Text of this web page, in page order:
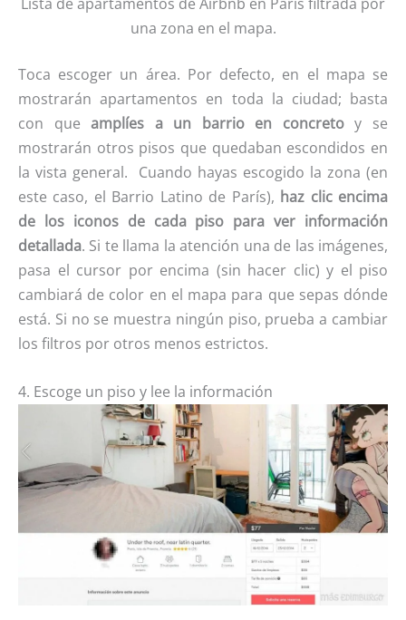
una zona en el mapa.
Toca escoger un área. Por defecto, en el mapa se
mostrarán apartamentos en toda la ciudad; basta
con queamplíes a un barrio en concretoy se
mostrarán otros pisos que quedaban escondidos en
la vista general. Cuando hayas escogido la zona (en
este caso, el Barrio Latino de París), haz clic encima
de los iconos de cada piso para ver información
detallada. Si te llama la atención una de las imágenes,
pasa el cursor por encima (sin hacer clic) y el piso
cambiará de color en el mapa para que sepas dónde
está. Si no se muestra ningún piso, prueba a cambiar
los filtros por otros menos estrictos.
4. Escoge un piso y lee la información